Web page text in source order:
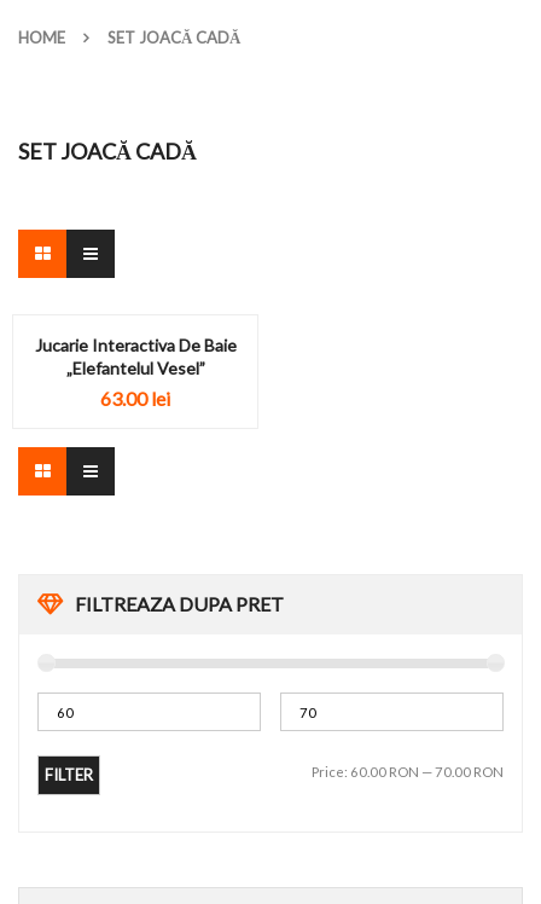
HOME SET JOACĂ CADĂ
FILTREAZA DUPA PRET
FILTER Price: 60.00 RON —70.00 RON
SET JOACĂ CADĂ
Jucarie Interactiva De Baie
„Elefantelul Vesel”
63.00 lei